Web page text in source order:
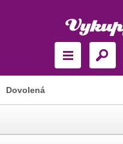
Dovolená